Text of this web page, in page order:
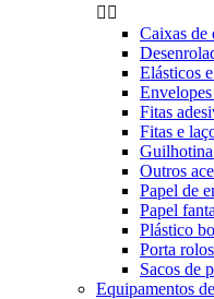
 
Caixas de
Elásticos
Fitas
Fitas e
Outros
Papel de
Papel
Plástico
Porta
Sacos de
Equipamentos